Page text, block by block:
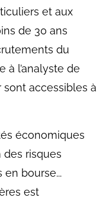
et aux
de 30 ans
du
à l’analyste de
accessibles à
économiques
risques
bourse...
est